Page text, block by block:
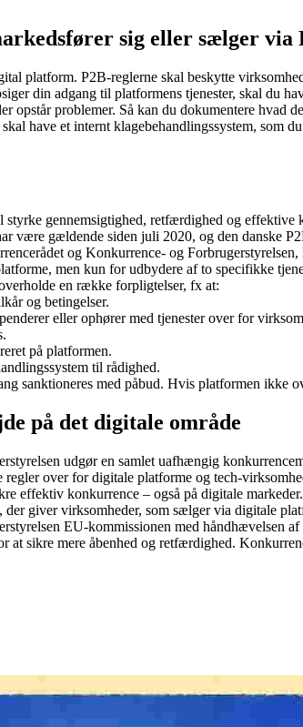
sig eller sælger
platform. P2B-reglerne skal beskytte
din adgang til platformens tjenester, skal du
opstår problemer. Så kan du dokumentere hvad
have et internt klagebehandlingssystem,
gennemsigtighed, retfærdighed og
være gældende siden juli 2020, og den danske
og Konkurrence- og
men kun for udbydere af to specifikke
en række forpligtelser, fx at:
og betingelser.
eller ophører med tjenester over for
på platformen.
til rådighed.
sanktioneres med påbud. Hvis platformen ikke
på det digitale område
udgør en samlet uafhængig
over for digitale platforme og tech-
effektiv konkurrence – også på digitale markeder.
giver virksomheder, som sælger via digitale
EU-kommissionen med
at sikre mere åbenhed og retfærdighed.